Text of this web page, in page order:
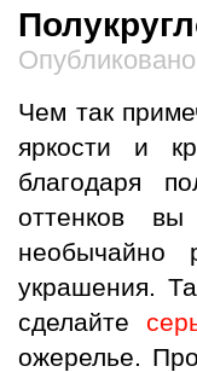
Чем так
яркости и
благодаря
оттенков
необычайно
украшения.
сделайте
ожерелье.